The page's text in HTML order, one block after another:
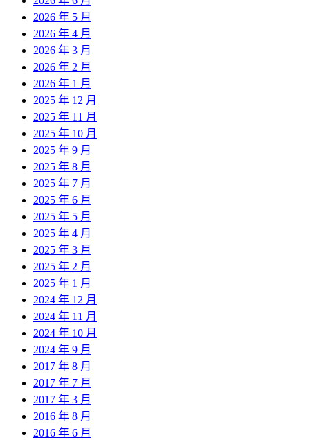
2026 年 5 月
2026 年 4 月
2026 年 3 月
2026 年 2 月
2026 年 1 月
2025 年 12 月
2025 年 11 月
2025 年 10 月
2025 年 9 月
2025 年 8 月
2025 年 7 月
2025 年 6 月
2025 年 5 月
2025 年 4 月
2025 年 3 月
2025 年 2 月
2025 年 1 月
2024 年 12 月
2024 年 11 月
2024 年 10 月
2024 年 9 月
2017 年 8 月
2017 年 7 月
2017 年 3 月
2016 年 8 月
2016 年 6 月